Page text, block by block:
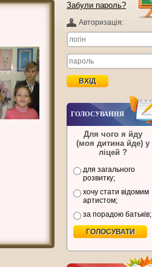
Забули пароль?
Авторизацiя:
ГОЛОСУВАННЯ
Для чого я йду
(моя дитина йде) у
ліцей ?
для загального
розвитку;
хочу стати відомим
артистом;
за порадою батьків;